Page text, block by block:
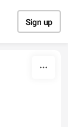
Sign up